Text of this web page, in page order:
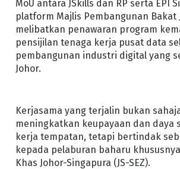
MoU antara JSkills dan RP serta EPI
platform Majlis Pembangunan Bakat
melibatkan penawaran program
pensijilan tenaga kerja pusat data
pembangunan industri digital yang
Johor.
Kerjasama yang terjalin bukan
meningkatkan keupayaan dan daya
kerja tempatan, tetapi bertindak
kepada pelaburan baharu
Khas Johor-Singapura (JS-SEZ).